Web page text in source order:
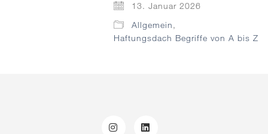
13. Januar 2026
Allgemein,
Haftungsdach Begriffe von A bis Z